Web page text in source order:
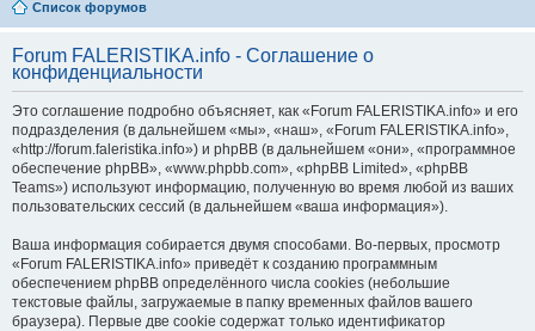
Список форумов
Forum FALERISTIKA.info - Соглашение о
конфиденциальности
Это соглашение подробно объясняет, как «Forum FALERISTIKA.info» и его
подразделения (в дальнейшем «мы», «наш», «Forum FALERISTIKA.info»,
«http://forum.faleristika.info») и phpBB (в дальнейшем «они», «программное
обеспечение phpBB», «www.phpbb.com», «phpBB Limited», «phpBB
Teams») используют информацию, полученную во время любой из ваших
пользовательских сессий (в дальнейшем «ваша информация»).
Ваша информация собирается двумя способами. Во-первых, просмотр
«Forum FALERISTIKA.info» приведёт к созданию программным
обеспечением phpBB определённого числа cookies (небольшие
текстовые файлы, загружаемые в папку временных файлов вашего
браузера). Первые две cookie содержат только идентификатор